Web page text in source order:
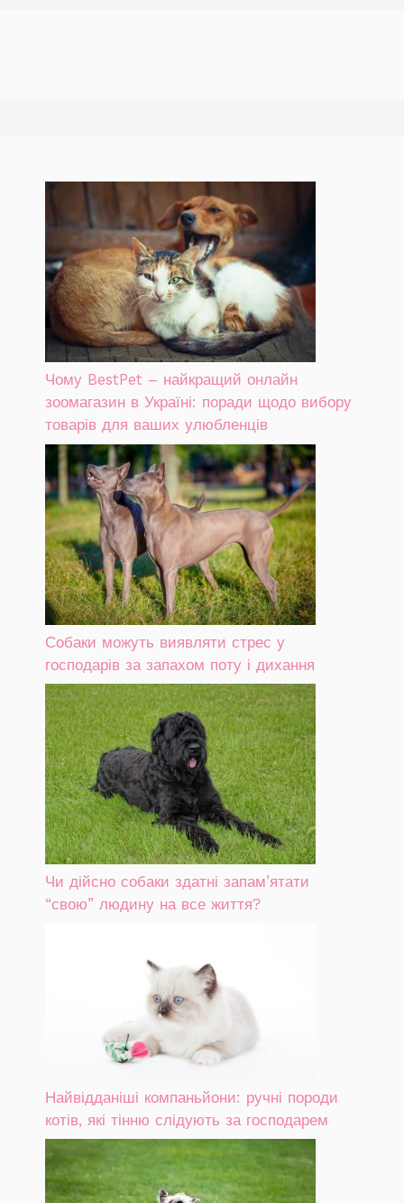
Чому BestPet – найкращий онлайн
зоомагазин в Україні: поради щодо вибору
товарів для ваших улюбленців
Собаки можуть виявляти стрес у
господарів за запахом поту і дихання
Чи дійсно собаки здатні запам’ятати
“свою” людину на все життя?
Найвідданіші компаньйони: ручні породи
котів, які тінню слідують за господарем